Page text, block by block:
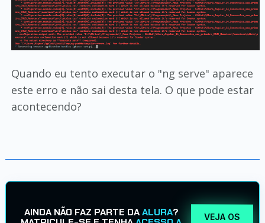
Quando eu tento executar o "ng serve" aparece
este erro e não sai desta tela. O que pode estar
acontecendo?
AINDA NÃO FAZ PARTE DAALURA?
VEJA OS